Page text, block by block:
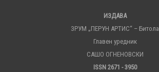
ИЗДАВА
ЗРУМ „ПЕРУН АРТИС“ – Битола
Главен уредник
САШО ОГНЕНОВСКИ
ISSN 2671 - 3950